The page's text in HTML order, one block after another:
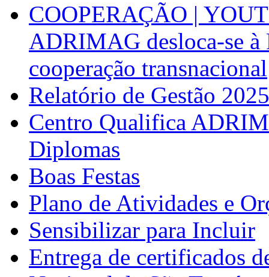
COOPERAÇÃO |
ADRIMAG desloca-se
cooperação transnacional
Relatório de Gestão 2025
Centro Qualifica
Diplomas
Boas Festas
Plano de Atividades e
Sensibilizar para Incluir
Entrega de certificados